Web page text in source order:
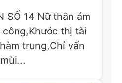
SỐ 14 Nữ thân ám
thị tài
trung,Chỉ vấn
mùi...